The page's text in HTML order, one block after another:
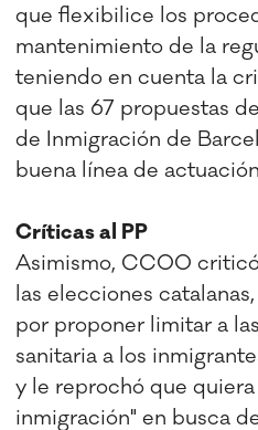
que flexibilice los
mantenimiento de la
teniendo en cuenta la
que las 67 propuestas
de Inmigración de
buena línea de
Críticas al PP
Asimismo, CCOO
las elecciones
por proponer limitar a
sanitaria a los
y le reprochó que
inmigración" en busca